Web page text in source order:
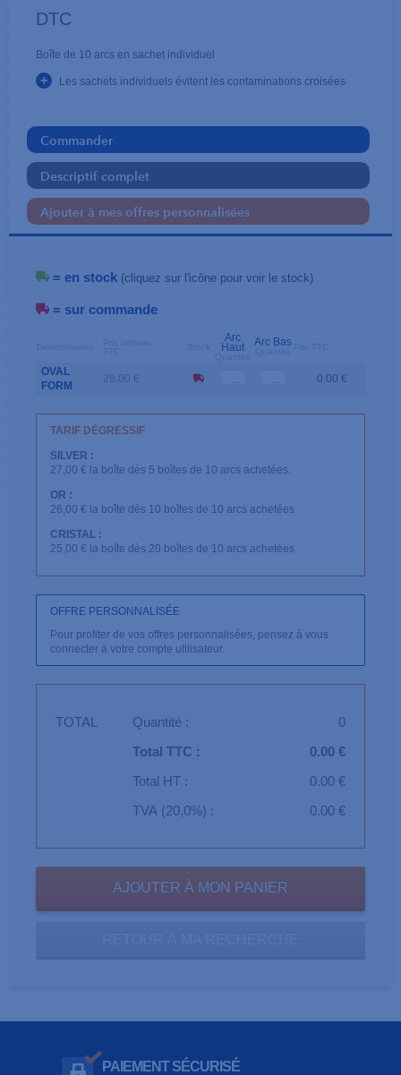
DTC
Boîte de 10 arcs en sachet individuel
+ Les sachets individuels évitent les contaminations croisées
Commander
Descriptif complet
Ajouter à mes offres personnalisées
= en stock (cliquez sur l'icône pour voir le stock)
= sur commande
Arc
Haut Arc Bas
OVAL
FORM
28.00 € 0.00 €
TARIF DÉGRESSIF
SILVER :
27,00 € la boîte dès 5 boîtes de 10 arcs achetées.
OR :
26,00 € la boîte dès 10 boîtes de 10 arcs achetées.
CRISTAL :
25,00 € la boîte dès 20 boîtes de 10 arcs achetées.
OFFRE PERSONNALISÉE
Pour profiter de vos offres personnalisées, pensez à vous
connecter à votre compte utilisateur.
TOTAL Quantité :
0
Total TTC :
0.00 €
Total HT :
0.00 €
TVA (20,0%) :
0.00 €
PAIEMENT SÉCURISÉ